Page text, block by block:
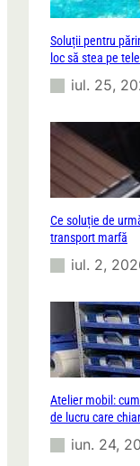
Soluții pentru
loc să stea pe
iul. 25,
Ce soluție de
transport marfă
iul. 2,
Atelier mobil:
de lucru care
iun. 24,